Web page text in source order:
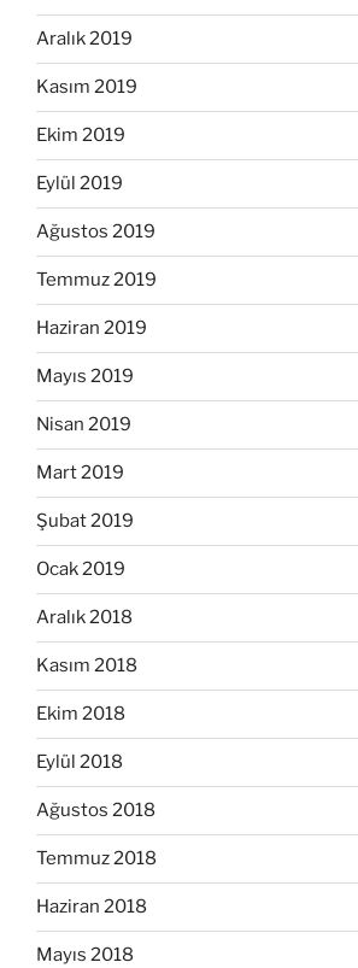
Aralık 2019
Kasım 2019
Ekim 2019
Eylül 2019
Ağustos 2019
Temmuz 2019
Haziran 2019
Mayıs 2019
Nisan 2019
Mart 2019
Şubat 2019
Ocak 2019
Aralık 2018
Kasım 2018
Ekim 2018
Eylül 2018
Ağustos 2018
Temmuz 2018
Haziran 2018
Mayıs 2018